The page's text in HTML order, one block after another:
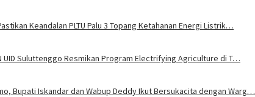
Keandalan PLTU Palu 3 Topang Ketahanan Energi Listrik…
UID Suluttenggo Resmikan Program Electrifying Agriculture di T…
Bupati Iskandar dan Wabup Deddy Ikut Bersukacita dengan Warg…